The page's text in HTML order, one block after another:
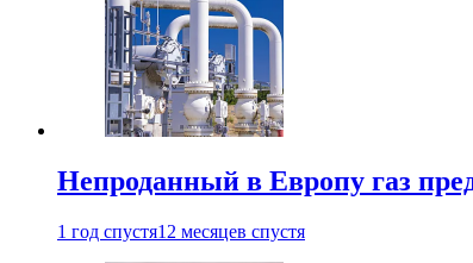
Непроданный в Европу газ
1 год спустя12 месяцев спустя